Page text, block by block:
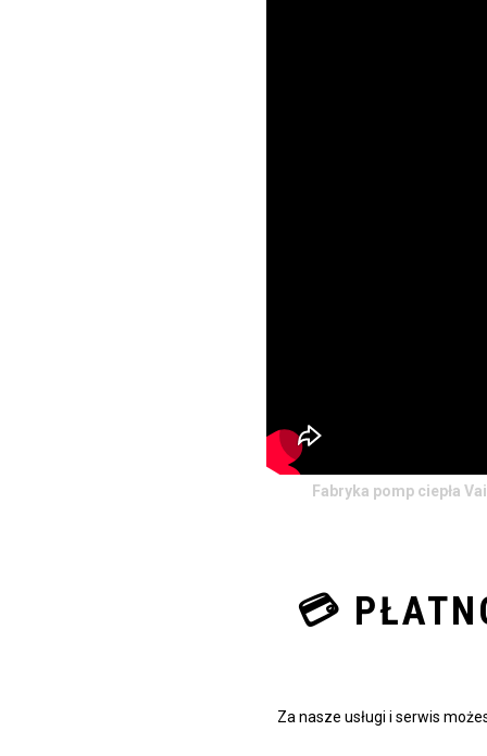
Fabryka pomp ciepła
💳
Za nasze usługi i serwis